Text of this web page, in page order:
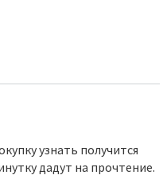
узнать получится
дадут на прочтение.